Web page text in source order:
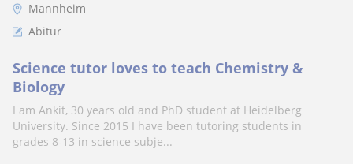
Mannheim
Abitur
Science tutor loves to teach Chemistry &
Biology
I am Ankit, 30 years old and PhD student at Heidelberg
University. Since 2015 I have been tutoring students in
grades 8-13 in science subje...